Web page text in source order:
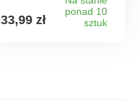
sztuczne bezpieczne
dla zdrowia.
Wymiary: średnica
grudek. Z szerokim,
poręcznym
33,99 zł
ponad 10
sztuk